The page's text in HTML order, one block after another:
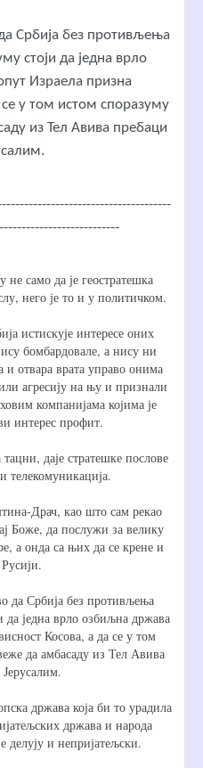
Србија без противљења
стоји да једна врло
Израела призна
у том истом споразуму
из Тел Авива пребаци
само да је геостратешка
него је то и у политичком.
интересе оних
бомбардовале, а нису ни
и отвара врата управо онима
агресију на њу и признали
компанијама којима је
интерес профит.
даје стратешке послове
телекомуникација.
Драч, као што сам рекао
Боже, да послужи за велику
а онда са њих да се крене и
Србија без противљења
да једна врло озбиљна држава
Косова, а да се у том
да амбасаду из Тел Авива
држава која би то урадила
држава и народа
делују и непријатељски.